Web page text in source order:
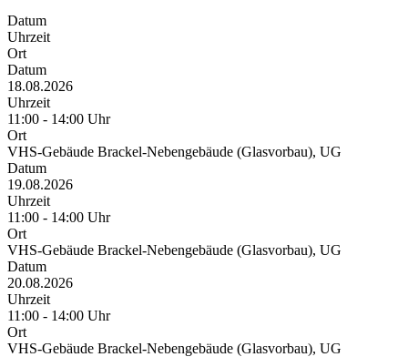
Datum
Uhrzeit
Ort
Datum
18.08.2026
Uhrzeit
11:00 - 14:00 Uhr
Ort
VHS-Gebäude Brackel-Nebengebäude (Glasvorbau), UG
Datum
19.08.2026
Uhrzeit
11:00 - 14:00 Uhr
Ort
VHS-Gebäude Brackel-Nebengebäude (Glasvorbau), UG
Datum
20.08.2026
Uhrzeit
11:00 - 14:00 Uhr
Ort
VHS-Gebäude Brackel-Nebengebäude (Glasvorbau), UG